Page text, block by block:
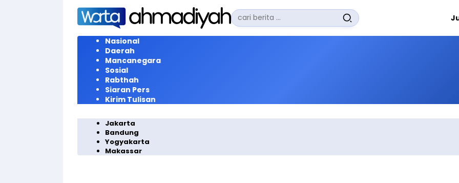
Langsung
konten
Pencarian
untuk:
Nasional
Daerah
Mancanegara
Sosial
Rabthah
Siaran Pers
Kirim Tulisan
Jakarta
Bandung
Yogyakarta
Makassar